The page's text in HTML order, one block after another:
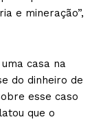
e mineração”,
casa na
do dinheiro de
esse caso
que o